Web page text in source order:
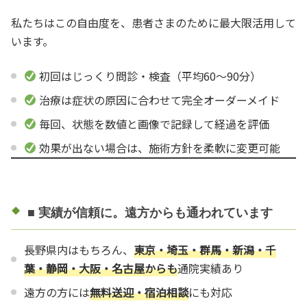
私たちはこの自由度を、患者さまのために最大限活用して
います。
初回はじっくり問診・検査（平均60〜90分）
治療は症状の原因に合わせて完全オーダーメイド
毎回、状態を数値と画像で記録して経過を評価
効果が出ない場合は、施術方針を柔軟に変更可能
■ 実績が信頼に。遠方からも通われています
長野県内はもちろん、東京・埼玉・群馬・新潟・千
葉・静岡・大阪・名古屋からも通院実績あり
遠方の方には無料送迎・宿泊相談にも対応